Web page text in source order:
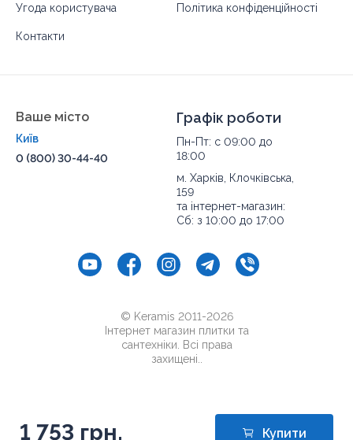
1 753 грн. Купити
Угода користувача Політика конфіденційності
Контакти
Ваше місто
Київ
0 (800) 30-44-40
Графік роботи
Пн-Пт: с 09:00 до
18:00
м. Харків, Клочківська,
159
та інтернет-магазин:
Сб: з 10:00 до 17:00
© Keramis 2011-2026
Інтернет магазин плитки та
сантехніки. Всі права
захищені..